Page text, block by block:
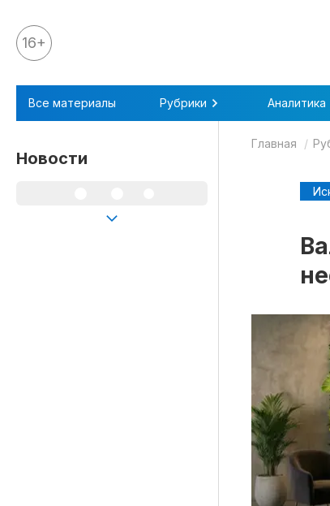
Все материалы
Аналитика
Аналитика
Интеллектуальная собственность и
16+
Все материалы Рубрики Аналитика
Новости
Главная